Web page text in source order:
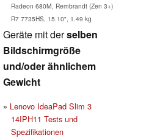
Radeon 680M, Rembrandt (Zen 3+)
R7 7735HS, 15.10", 1.49 kg
Geräte mit derselben
Bildschirmgröße
und/oder ähnlichem
Gewicht
Lenovo IdeaPad Slim 3
14IPH11 Tests und
Spezifikationen